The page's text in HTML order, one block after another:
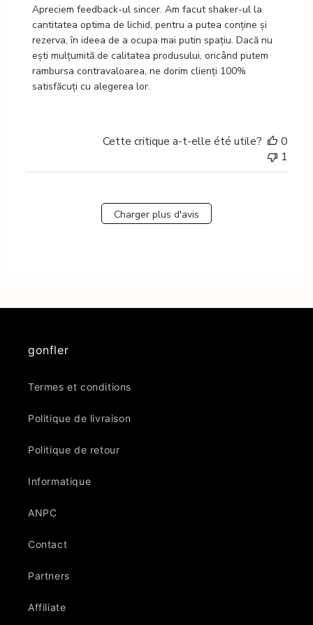
du
magasin
sur
l'examen
par
Titre
Apreciem feedback-ul sincer. Am facut shaker-ul la
cantitatea optima de lichid, pentru a putea conține și
rezerva, în ideea de a ocupa mai putin spațiu. Dacă nu
ești mulțumită de calitatea produsului, oricând putem
rambursa contravaloarea, ne dorim clienți 100%
satisfăcuți cu alegerea lor.
Cette critique a-t-elle été utile?
0
1
Charger plus d'avis
gonfler
Termes et conditions
Politique de livraison
Politique de retour
Informatique
ANPC
Contact
Partners
Affiliate